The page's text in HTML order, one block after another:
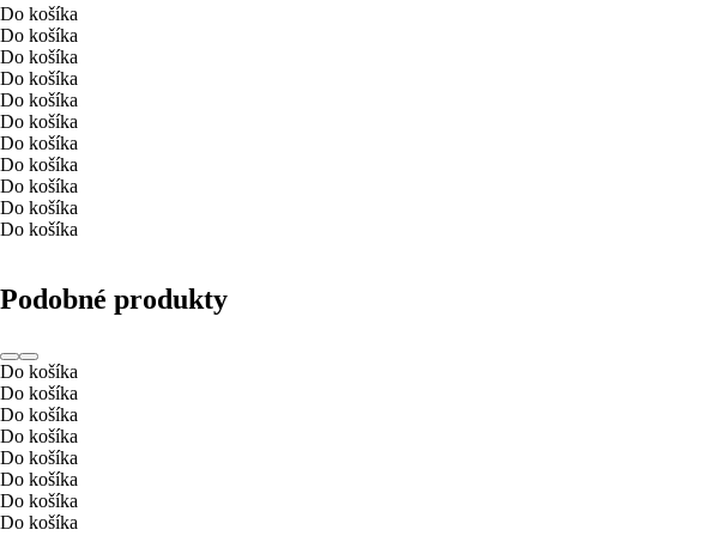
Do košíka
Do košíka
Do košíka
Do košíka
Do košíka
Do košíka
Do košíka
Do košíka
Do košíka
Do košíka
Do košíka
Podobné produkty
Do košíka
Do košíka
Do košíka
Do košíka
Do košíka
Do košíka
Do košíka
Do košíka